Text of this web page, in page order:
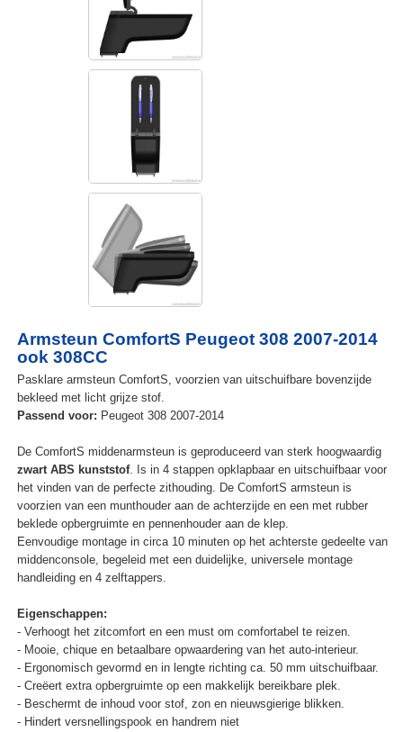
Armsteun ComfortS Peugeot 308 2007-2014
ook 308CC
Pasklare armsteun ComfortS, voorzien van uitschuifbare bovenzijde
bekleed met licht grijze stof.
Passend voor: Peugeot 308 2007-2014
De ComfortS middenarmsteun is geproduceerd van sterk hoogwaardig
zwart ABS kunststof. Is in 4 stappen opklapbaar en uitschuifbaar voor
het vinden van de perfecte zithouding. De ComfortS armsteun is
voorzien van een munthouder aan de achterzijde en een met rubber
beklede opbergruimte en pennenhouder aan de klep.
Eenvoudige montage in circa 10 minuten op het achterste gedeelte van
middenconsole, begeleid met een duidelijke, universele montage
handleiding en 4 zelftappers.
Eigenschappen:
- Verhoogt het zitcomfort en een must om comfortabel te reizen.
- Mooie, chique en betaalbare opwaardering van het auto-interieur.
- Ergonomisch gevormd en in lengte richting ca. 50 mm uitschuifbaar.
- Creëert extra opbergruimte op een makkelijk bereikbare plek.
- Beschermt de inhoud voor stof, zon en nieuwsgierige blikken.
- Hindert versnellingspook en handrem niet